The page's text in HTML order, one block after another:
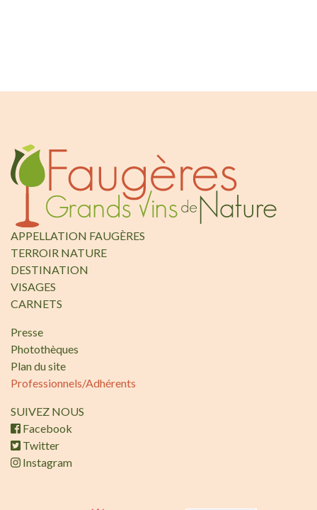
APPELLATION FAUGÈRES
TERROIR NATURE
DESTINATION
VISAGES
CARNETS
Presse
Photothèques
Plan du site
Professionnels/Adhérents
SUIVEZ NOUS
Facebook
Twitter
Instagram